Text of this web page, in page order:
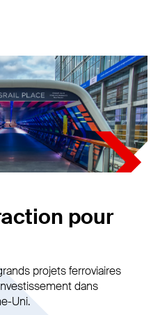
pour
projets ferroviaires
dans
Uni.